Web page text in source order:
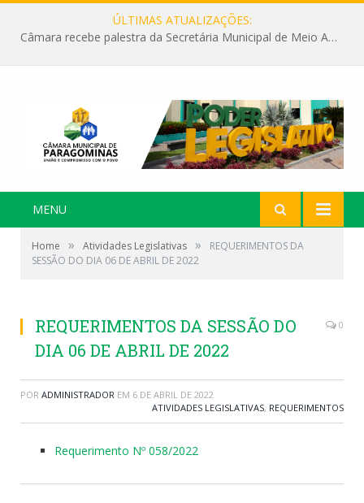
ÚLTIMAS ATUALIZAÇÕES:
Câmara recebe palestra da Secretária Municipal de Meio Ambiente sobre as ações da “SEMANA DO MEIO AMBIENTE”
MENU
Home » Atividades Legislativas »
REQUERIMENTOS DA
SESSÃO DO DIA 06 DE ABRIL DE 2022
REQUERIMENTOS DA SESSÃO DO
DIA 06 DE ABRIL DE 2022
0
POR ADMINISTRADOR EM 6 DE ABRIL DE 2022
ATIVIDADES LEGISLATIVAS, REQUERIMENTOS
Requerimento Nº 058/2022